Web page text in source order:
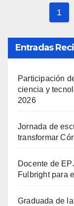
de
1
Entradas
Participación
ciencia y
2026
Jornada de
transformar
Docente de
Fulbright para
Graduada de